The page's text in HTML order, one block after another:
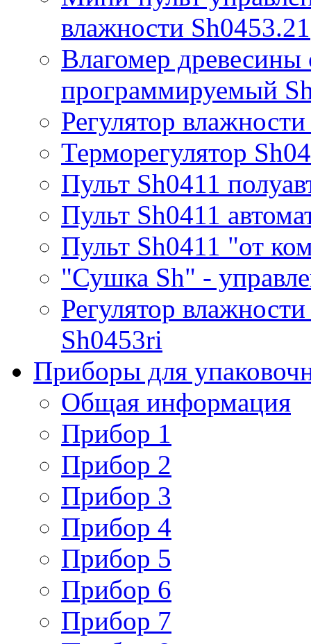
влажности Sh0453.21
Влагомер древесины
программируемый
Регулятор
Терморегулятор
Пульт Sh0411
Пульт Sh0411
Пульт Sh0411 "от
"Сушка Sh" -
Регулятор
Sh0453ri
Приборы для
Общая информация
Прибор 1
Прибор 2
Прибор 3
Прибор 4
Прибор 5
Прибор 6
Прибор 7